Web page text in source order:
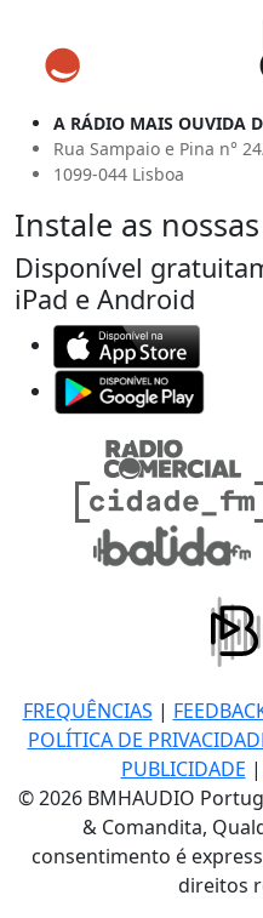
A RÁDIO MAIS OUVIDA
Rua Sampaio e Pina n°
1099-044 Lisboa
Instale as
Disponível
iPad e Android
FREQUÊNCIAS |
POLÍTICA DE
PUBLICIDADE |
© 2026 BMHAUDIO
& Comandita,
consentimento é
direitos